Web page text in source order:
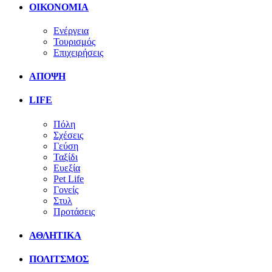
ΟΙΚΟΝΟΜΙΑ
Ενέργεια
Τουρισμός
Επιχειρήσεις
ΑΠΟΨΗ
LIFE
Πόλη
Σχέσεις
Γεύση
Ταξίδι
Ευεξία
Pet Life
Γονείς
Στυλ
Προτάσεις
ΑΘΛΗΤΙΚΑ
ΠΟΛΙΤΣΜΟΣ